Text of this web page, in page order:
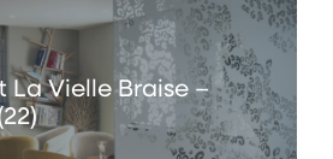
La Vielle Braise –